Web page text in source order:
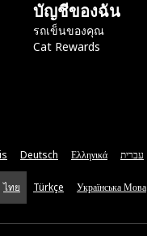
บัญชีของฉัน
รถเข็นของคุณ
Cat Rewards
Deutsch Ελληνικά עברית
ไทย Türkçe Українська Мова